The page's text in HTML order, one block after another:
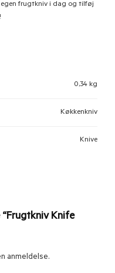
frugtkniv i dag og tilføj
0,34 kg
Køkkenkniv
Knive
Knife
anmeldelse.